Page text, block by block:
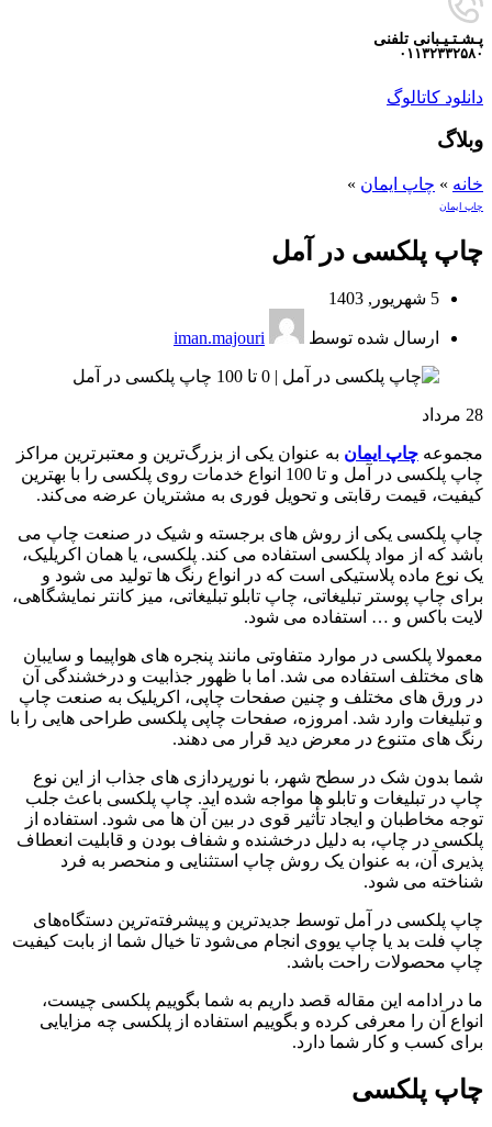
پـشـتـیـبانی تلفنی
۰۱۱۳۲۳۳۲۵۸۰
دانلود کاتالوگ
وبلاگ
خانه » چاپ ایمان »
چاپ ایمان
چاپ پلکسی در آمل
5 شهریور, 1403
ارسال شده توسط iman.majouri
28 مرداد
مجموعه چاپ ایمان به عنوان یکی از بزرگ‌ترین و معتبرترین مراکز
چاپ پلکسی در آمل و تا 100 انواع خدمات روی پلکسی را با بهترین
کیفیت، قیمت رقابتی و تحویل فوری به مشتریان عرضه می‌کند.
چاپ پلکسی یکی از روش‌ های برجسته و شیک در صنعت چاپ می
باشد که از مواد پلکسی استفاده می ‌کند. پلکسی، یا همان اکریلیک،
یک نوع ماده پلاستیکی است که در انواع رنگ ‌ها تولید می‌ شود و
برای چاپ پوستر تبلیغاتی، چاپ تابلو تبلیغاتی، میز کانتر نمایشگاهی،
لایت باکس و … استفاده می ‌شود.
معمولا پلکسی در موارد متفاوتی مانند پنجره‌ های هواپیما و سایبان
‌های مختلف استفاده می ‌شد. اما با ظهور جذابیت و درخشندگی آن
در ورق ‌های مختلف و چنین صفحات چاپی، اکریلیک به صنعت چاپ
و تبلیغات وارد شد. امروزه، صفحات چاپی پلکسی طراحی‌ هایی را با
رنگ های متنوع در معرض دید قرار می‌ دهند.
شما بدون شک در سطح شهر، با نورپردازی ‌های جذاب از این نوع
چاپ در تبلیغات و تابلو ها مواجه شده ‌اید. چاپ پلکسی باعث جلب
توجه مخاطبان و ایجاد تأثیر قوی در بین آن ها می ‌شود. استفاده از
پلکسی در چاپ، به دلیل درخشنده و شفاف بودن و قابلیت انعطاف
‌پذیری آن، به عنوان یک روش چاپ استثنایی و منحصر به فرد
شناخته می ‌شود.
چاپ پلکسی در آمل توسط جدیدترین و پیشرفته‌ترین دستگاه‌های
چاپ فلت بد یا چاپ یووی انجام می‌شود تا خیال شما از بابت کیفیت
چاپ محصولات راحت باشد.
ما در ادامه این مقاله قصد داریم به شما بگوییم پلکسی چیست،
انواع آن را معرفی کرده و بگوییم استفاده از پلکسی چه مزایایی
برای کسب و کار شما دارد.
چاپ پلکسی